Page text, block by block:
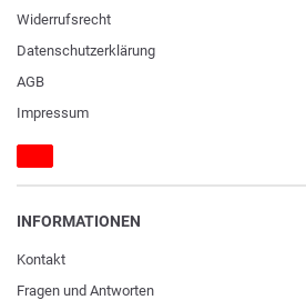
Widerrufs­recht
Daten­schutz­erklärung
AGB
Impressum
INFORMATIONEN
Kontakt
Fragen und Antworten